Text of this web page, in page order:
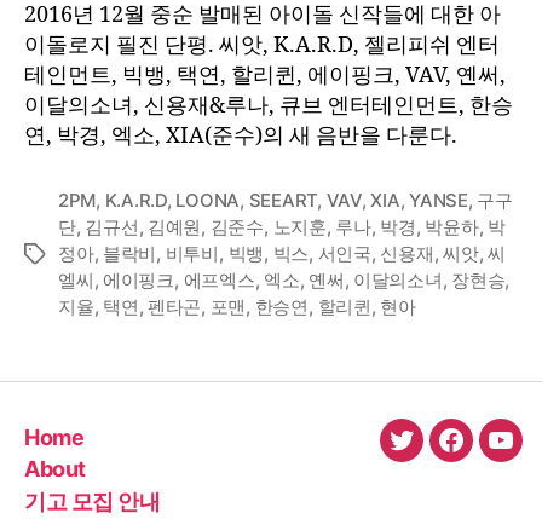
12
월
중
순
2016년 12월 중순 발매된 아이돌 신작들에 대한 아
이돌로지 필진 단평. 씨앗, K.A.R.D, 젤리피쉬 엔터
테인먼트, 빅뱅, 택연, 할리퀸, 에이핑크, VAV, 옌써,
이달의소녀, 신용재&루나, 큐브 엔터테인먼트, 한승
연, 박경, 엑소, XIA(준수)의 새 음반을 다룬다.
Tags
2PM, K.A.R.D, LOONA, SEEART, VAV,XIA,YANSE, 구구
단, 김규선, 김예원, 김준수, 노지훈, 루나, 박경, 박윤하, 박
정아, 블락비, 비투비, 빅뱅, 빅스, 서인국, 신용재, 씨앗, 씨
엘씨, 에이핑크, 에프엑스, 엑소, 옌써, 이달의소녀, 장현승,
지율, 택연, 펜타곤, 포맨, 한승연, 할리퀸, 현아
Home
About
기고 모집 안내
twitter